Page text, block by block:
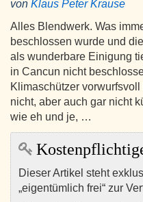
von Klaus Peter Krause
Alles Blendwerk. Was
beschlossen wurde und
als wunderbare Einigung
in Cancun nicht
Klimaschützer
nicht, aber auch gar nicht
wie eh und je, …
Dieser Artikel steht
„eigentümlich frei“ zur